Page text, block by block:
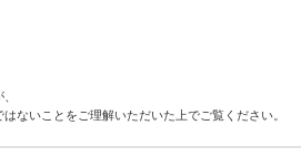
ないことをご理解いただいた上でご覧ください。